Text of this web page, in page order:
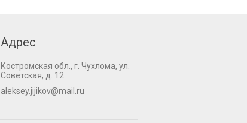
Адрес
Костромская обл., г. Чухлома, ул.
Советская, д. 12
aleksey.jijikov@mail.ru